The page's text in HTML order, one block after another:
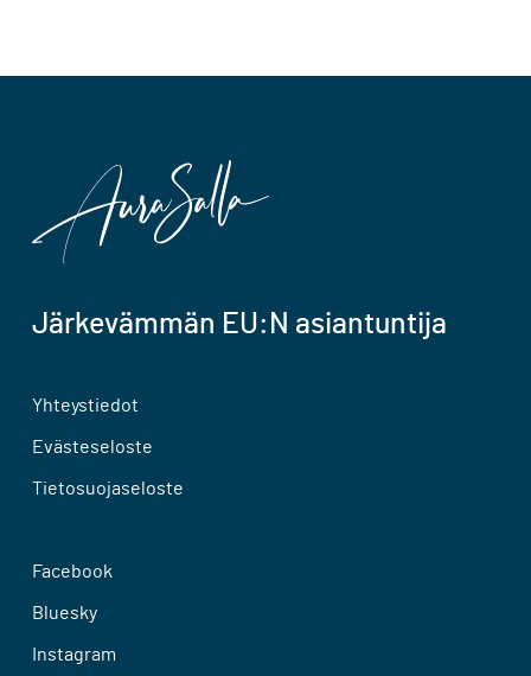
Järkevämmän EU:N asiantuntija
Yhteystiedot
Evästeseloste
Tietosuojaseloste
Facebook
Bluesky
Instagram